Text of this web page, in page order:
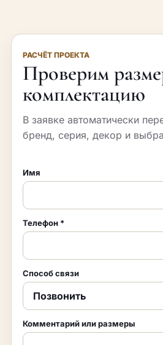
РАСЧЁТ ПРОЕКТА
Проверим
комплектацию
В заявке автоматически
бренд, серия, декор и
Имя
Телефон *
Способ связи
Комментарий или размеры